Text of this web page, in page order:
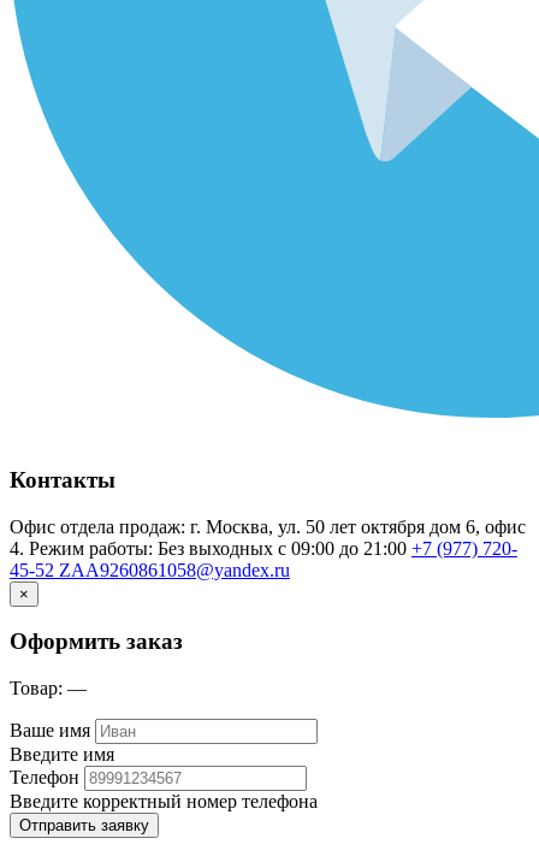
Контакты
Офис отдела продаж: г. Москва, ул. 50 лет октября дом 6, офис
4. Режим работы: Без выходных с 09:00 до 21:00 +7 (977) 720-
45-52 ZAA9260861058@yandex.ru
×
Оформить заказ
Товар: —
Ваше имя
Введите имя
Телефон
Введите корректный номер телефона
Отправить заявку